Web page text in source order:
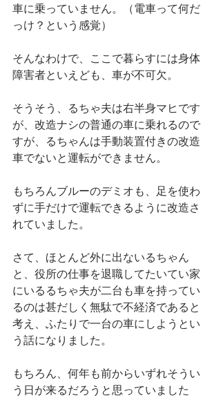
車に乗っていません。（電車って何だ
っけ？という感覚）
そんなわけで、ここで暮らすには身体
障害者といえども、車が不可欠。
そうそう、るちゃ夫は右半身マヒです
が、改造ナシの普通の車に乗れるので
すが、るちゃんは手動装置付きの改造
車でないと運転ができません。
もちろんブルーのデミオも、足を使わ
ずに手だけで運転できるように改造さ
れていました。
さて、ほとんど外に出ないるちゃん
と、役所の仕事を退職してたいてい家
にいるるちゃ夫が二台も車を持ってい
るのは甚だしく無駄で不経済であると
考え、ふたりで一台の車にしようとい
う話になりました。
もちろん、何年も前からいずれそうい
う日が来るだろうと思っていました